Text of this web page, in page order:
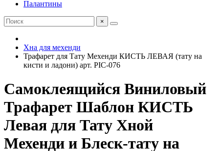
Палантины
×
Хна для мехенди
Трафарет для Тату Мехенди КИСТЬ ЛЕВАЯ (тату на
кисти и ладони) арт. PIC-076
Самоклеящийся Виниловый
Трафарет Шаблон КИСТЬ
Левая для Тату Хной
Мехенди и Блеск-тату на